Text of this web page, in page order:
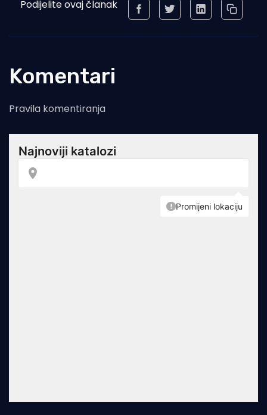
Podijelite ovaj članak
Komentari
Pravila komentiranja